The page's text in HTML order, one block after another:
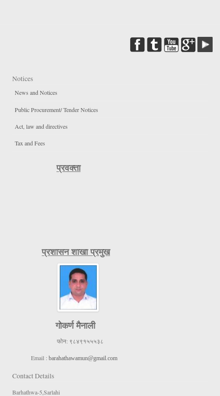
Notices
News and Notices
Public Procurement/ Tender Notices
Act, law and directives
Tax and Fees
प्रवक्ता
प्रशासन शाखा प्रमुख
गोकर्ण मैनाली
फोन: ९८४९१५५५३८
Email : barahathawamun@gmail.com
Contact Details
Barhathwa-5,Sarlahi